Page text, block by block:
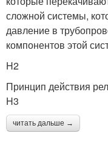
сложной системы,
давление в
компонентов этой
H2
Принцип действия
H3
читать дальше →